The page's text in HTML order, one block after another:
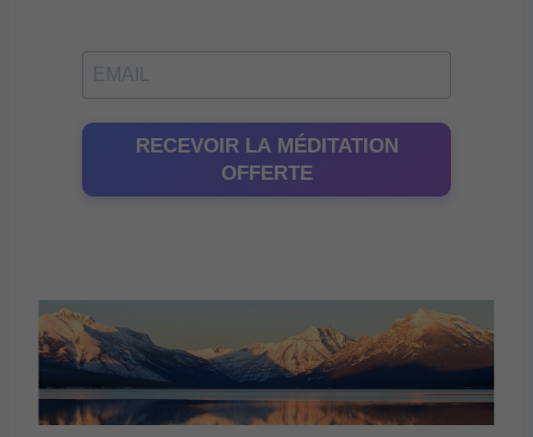
RECEVOIR LA MÉDITATION
OFFERTE